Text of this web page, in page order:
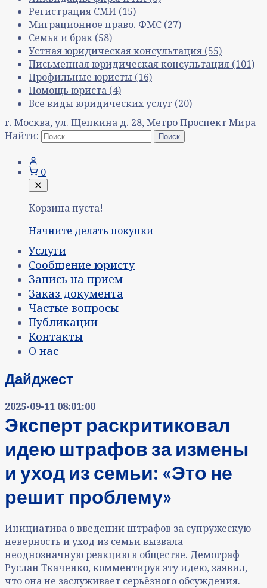
Регистрация СМИ (15)
Миграционное право. ФМС (27)
Семья и брак (58)
Устная юридическая консультация (55)
Письменная юридическая консультация (101)
Профильные юристы (16)
Помощь юриста (4)
Все виды юридических услуг (20)
г. Москва, ул. Щепкина д. 28, Метро Проспект Мира
Найти:
0
Корзина пуста!
Начните делать покупки
Услуги
Сообщение юристу
Запись на прием
Заказ документа
Частые вопросы
Публикации
Контакты
О нас
Дайджест
2025-09-11 08:01:00
Эксперт раскритиковал
идею штрафов за измены
и уход из семьи: «Это не
решит проблему»
Инициатива о введении штрафов за супружескую
неверность и уход из семьи вызвала
неоднозначную реакцию в обществе. Демограф
Руслан Ткаченко, комментируя эту идею, заявил,
что она не заслуживает серьёзного обсуждения.